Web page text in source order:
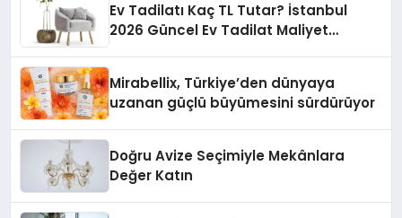
Ev Tadilatı Kaç TL Tutar? İstanbul
2026 Güncel Ev Tadilat Maliyet
Mirabellix, Türkiye’den dünyaya
uzanan güçlü büyümesini sürdürüyor
Doğru Avize Seçimiyle Mekânlara
Değer Katın